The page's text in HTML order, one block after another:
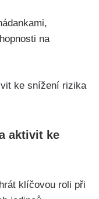
na
aktivit ke
klíčovou roli při